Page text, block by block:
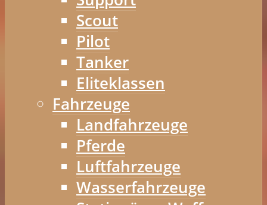
Scout
Pilot
Tanker
Eliteklassen
Fahrzeuge
Landfahrzeuge
Pferde
Luftfahrzeuge
Wasserfahrzeuge